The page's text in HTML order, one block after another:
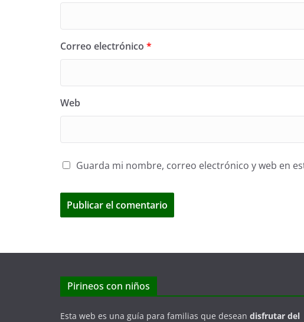
Correo electrónico *
Web
Guarda mi nombre, correo electrónico y web en
Pirineos con niños
Esta web es una guía para familias que desean disfrutar del